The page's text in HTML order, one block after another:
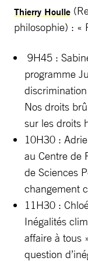
Thierry Houlle
philosophie) : «
9H45 :
programme
Nos droits
sur les droits
10H30 :
au Centre de
de Sciences
changement
11H30 :
Inégalités
affaire à tous
question